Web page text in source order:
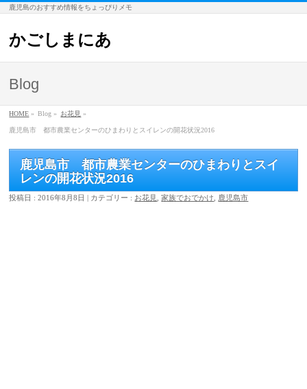
鹿児島のおすすめ情報をちょっぴりメモ
かごしまにあ
Blog
HOME » Blog » お花見 »
鹿児島市 都市農業センターのひまわりとスイレンの開花状況2016
鹿児島市 都市農業センターのひまわりとスイ
レンの開花状況2016
投稿日 : 2016年8月8日 | カテゴリー : お花見 ,家族でおでかけ 鹿児島市